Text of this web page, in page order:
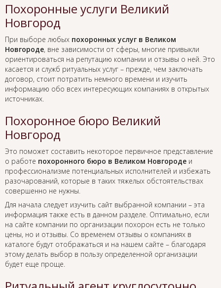
Похоронные услуги Великий
Новгород
При выборе любых похоронных услуг в Великом
Новгороде, вне зависимости от сферы, многие привыкли
ориентироваться на репутацию компании и отзывы о ней. Это
касается и служб ритуальных услуг – прежде, чем заключать
договор, стоит потратить немного времени и изучить
информацию обо всех интересующих компаниях в открытых
источниках.
Похоронное бюро Великий
Новгород
Это поможет составить некоторое первичное представление
о работе похоронного бюро в Великом Новгороде и
профессионализме потенциальных исполнителей и избежать
разочарований, которые в таких тяжелых обстоятельствах
совершенно не нужны.
Для начала следует изучить сайт выбранной компании – эта
информация также есть в данном разделе. Оптимально, если
на сайте компании по организации похорон есть не только
цены, но и отзывы. Со временем отзывы о компаниях в
каталоге будут отображаться и на нашем сайте – благодаря
этому делать выбор в пользу определенной организации
будет еще проще.